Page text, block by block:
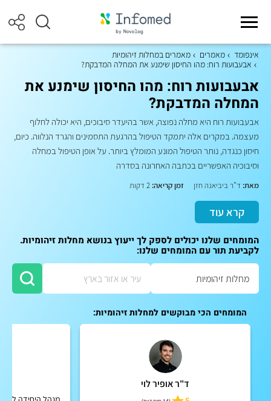
אינפומד מאמרים
מאמרים במחלות זיהומיות
אבעבועות רוח: מהו החיסון שימנע את המחלה המדבקת?
אבעבועות רוח: מהו החיסון שימנע את
המחלה המדבקת?
אבעבועות רוח היא מחלה נפוצה, אשר בהיעדר סיבוכים, היא יכולה לחלוף
מעצמה. במקרים אלה יתמקד הטיפול בהרגעת התסמינים והגרד הנלווה. כיום,
חיסון כנגדה, נותר הטיפול המונע המומלץ ביותר. על אופן הטיפול במחלה
וסיבוכיה האפשריים בכתבה האחרונה בסדרה
מאת: ד"ר ביביאנה חזן זמן קריאה:
קרא עוד
המומחים שלנו יכולים לספק לך ייעוץ בנושא מחלות זיהומיות.
לקביעת תור עם המומחים שלנו:
המומחים הכי מבוקשים למחלות זיהומיות:
ד"ר אופיר לוי